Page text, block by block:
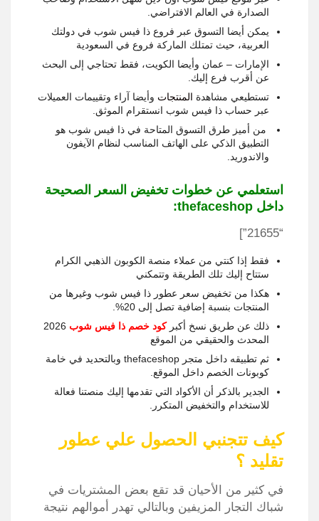
الصدارة في العالم الافتراضي.
يمكن أيضا التسوق عبر فروع ذا فيس شوب في دولتك
العربية، حيث تمتلك الماركة فروع في السعودية
الإمارات – عمان وأيضا الكويت، فقط تحتاجي إلى البحث
عن أقرب فرع إليك.
تستطيعي مشاهدة المنتجات وأيضا آراء وتقييمات العميلات
عبر حساب ذا فيس شوب انستقرام الموثق.
من أميز طرق التسوق المتاحة في ذا فيس شوب هو
التطبيق الذكي على الهاتف المناسب لنظام الآيفون
والاندوريد.
استعلمي عن خطوات تخفيض السعر الصحيحة
داخل thefaceshop:
“21655”]
فقط إذا كنتي من عملاء منصة الكوبون الذهبي الكرام
ستتاح إليك تلك الطريقة وتتمكني
هكذا من تخفيض سعر عطور ذا فيس شوب وغيرها من
المنتجات بنسبة إضافية تصل إلى 20%.
ذلك عن طريق نسخ أكبركود خصم ذا فيس شوب 2026
المحدث والحقيقي من الموقع
ثم تطبيقه داخل متجر thefaceshop وبالتحديد في خامة
كوبونات الخصم داخل الموقع.
الجدير بالذكر أن الأكواد التي تقدمها إليك منصتنا فعالة
للاستخدام والتخفيض المتكرر.
كيف تتجنبي الحصول علي عطور
تقليد ؟
في كثير من الأحيان قد تقع بعض المشتريات في
شباك التجار المزيفين وبالتالي تهدر أموالهم نتيجة